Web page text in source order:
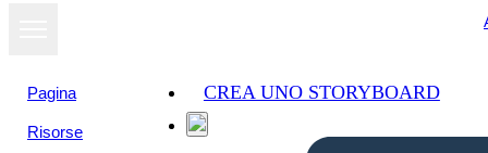
Pagina
Risorse
CREA UNO STORYBOARD